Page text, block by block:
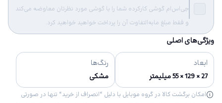
جی‌اس‌ام گوشی کارکرده شما را با گوشی مورد نظرتان معاوضه می‌کند
و فقط مبلغ مابه‌التفاوت آن را پرداخت خواهید خواهید کرد.
ویژگی‌های اصلی
ابعاد
27 × 129 × 55 میلیمتر
رنگ‌ها
مشکی
امکان برگشت کالا در گروه موبایل با دلیل “انصراف از خرید“ تنها در صورتی